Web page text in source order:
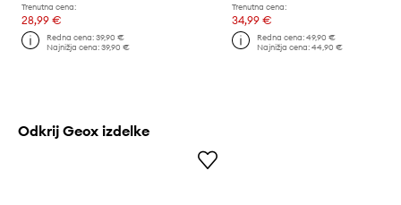
Trenutna cena:
28,99 €
Redna cena:39,90 €
Najnižja cena:39,90 €
Trenutna cena:
34,99 €
Redna cena: 49,90 €
Najnižja cena: 44,90 €
Odkrij Geox izdelke